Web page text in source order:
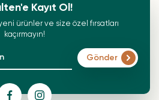
Kayıt Ol!
ürünler ve size özel fırsatları
kaçırmayın!
Gönder